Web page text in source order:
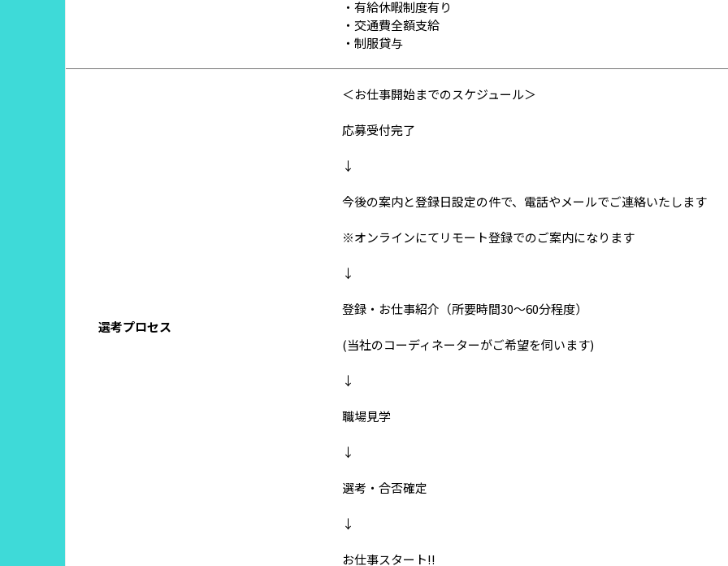
・有給休暇制度有り
・交通費全額支給
・制服貸与
選考プロセス
＜お仕事開始までのスケジュール＞
応募受付完了
↓
今後の案内と登録日設定の件で、電話やメールでご連絡いたします
※オンラインにてリモート登録でのご案内になります
↓
登録・お仕事紹介（所要時間30～60分程度）
(当社のコーディネーターがご希望を伺います)
↓
職場見学
↓
選考・合否確定
↓
お仕事スタート!!